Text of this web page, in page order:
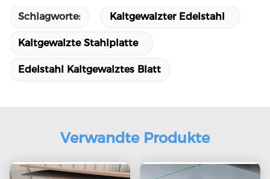
Schlagworte: Kaltgewalzter Edelstahl
Kaltgewalzte Stahlplatte
Edelstahl Kaltgewalztes Blatt
Verwandte Produkte